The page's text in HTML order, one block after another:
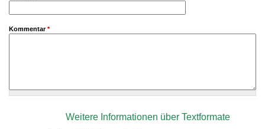
Kommentar*
Weitere Informationen über Textformate